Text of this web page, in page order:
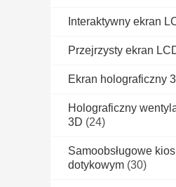
Interaktywny ekran
Przejrzysty ekran
Ekran holograficzny
Holograficzny
3D (24)
Samoobsługowe
dotykowym (30)